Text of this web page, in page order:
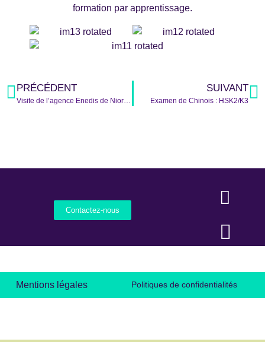
formation par apprentissage.
PRÉCÉDENT SUIVANT
Examen de Chinois : HSK2/K3
Contactez-nous
Mentions légales Politiques de confidentialités